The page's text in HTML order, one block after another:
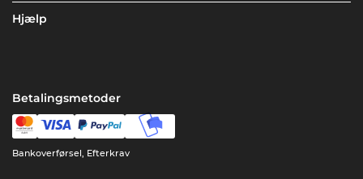
Hjælp
Betalingsmetoder
Bankoverførsel, Efterkrav